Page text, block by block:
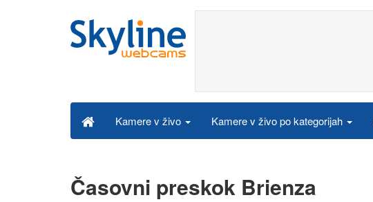
Kamere v živo Kamere v živo po kategorijah
Časovni preskok Brienza